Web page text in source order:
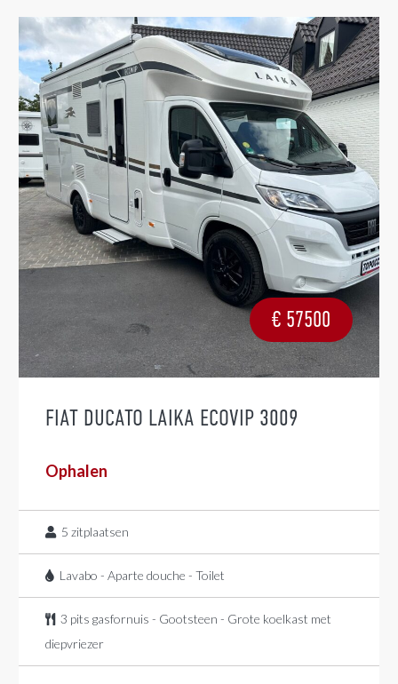
€ 57500
FIAT DUCATO LAIKA ECOVIP 3009
Ophalen
5 zitplaatsen
Lavabo - Aparte douche - Toilet
3 pits gasfornuis - Gootsteen - Grote koelkast met
diepvriezer